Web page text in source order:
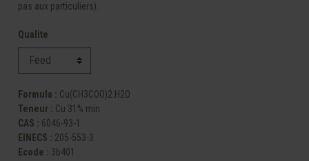
pas aux particuliers).
Qualite
Formula : Cu(CH3COO)2.H2O
Teneur : Cu 31% min
CAS : 6046-93-1
EINECS : 205-553-3
Ecode : 3b401